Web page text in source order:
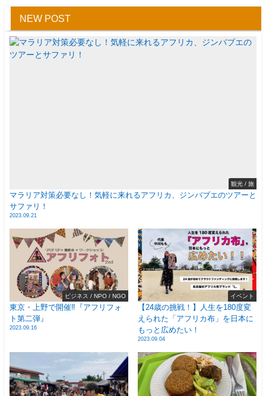
NEW POST
観光 / 旅
マラリア対策必要なし！気軽に来れるアフリカ、ジンバブエのツアーと
サファリ！
2023.09.21
ビジネス / NPO / NGO
東京・上野で開催‼️『アフリフォ
ト第二弾』
2023.09.16
イベント
【24歳の挑戦！】人生を180度変
えられた「アフリカ布」を日本に
もっと広めたい！
2023.09.04